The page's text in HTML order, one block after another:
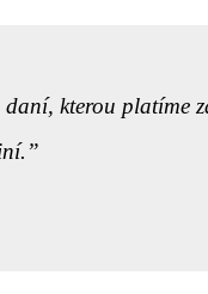
kterou platíme